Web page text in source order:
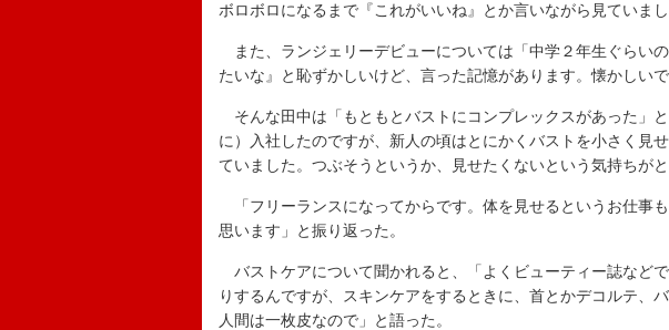
ボロボロになるまで『これがいいね』とか言いながら見ていまし
また、ランジェリーデビューについては「中学２年生ぐらい
たいな』と恥ずかしいけど、言った記憶があります。懐かしいで
そんな田中は「もともとバストにコンプレックスがあった」
に）入社したのですが、新人の頃はとにかくバストを小さく見
ていました。つぶそうというか、見せたくないという気持ちが
「フリーランスになってからです。体を見せるというお仕事
思います」と振り返った。
バストケアについて聞かれると、「よくビューティー誌など
りするんですが、スキンケアをするときに、首とかデコルテ、
人間は一枚皮なので」と語った。